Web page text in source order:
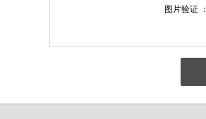
图片验证 ：